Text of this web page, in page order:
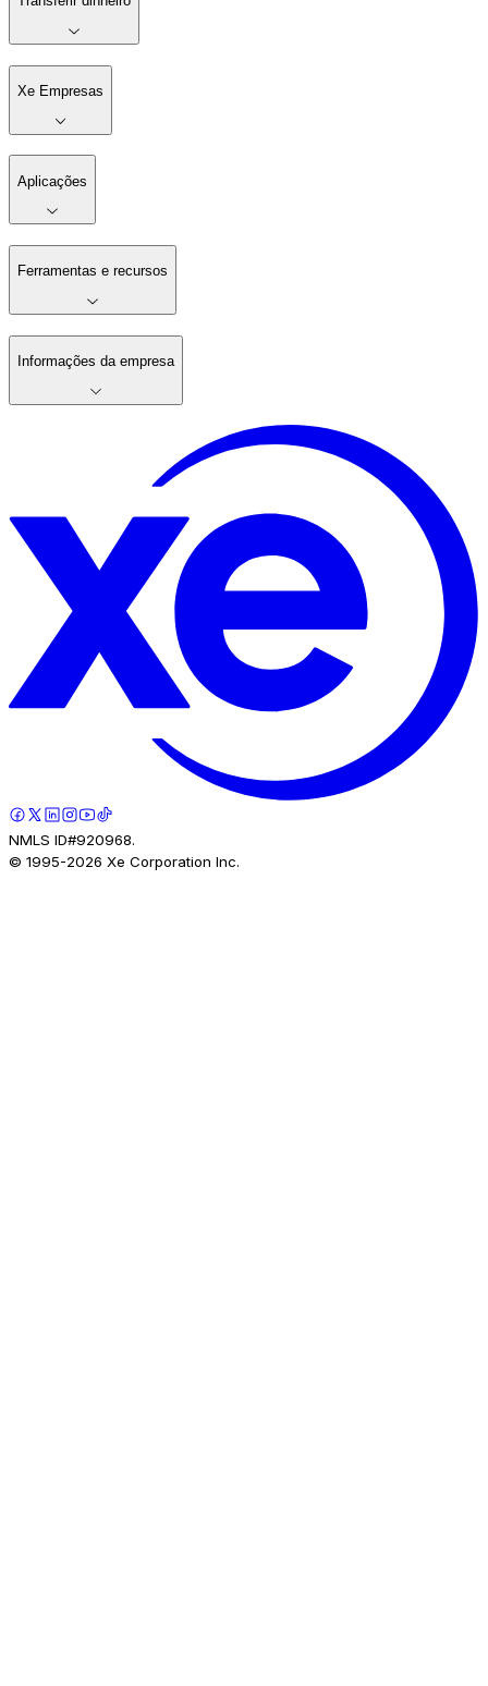
Xe Empresas
Aplicações
Ferramentas e recursos
Informações da empresa
NMLS ID#920968.
© 1995-2026 Xe Corporation Inc.